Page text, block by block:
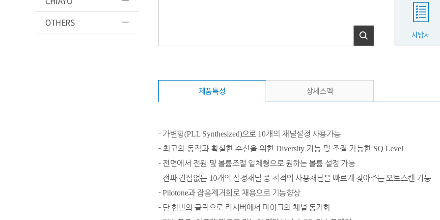
OTHERS
시방서
제품특성 상세스펙
- 가변형(PLL Synthesized)으로 10개의 채널설정 사용가능
- ​최고의 동작과 확실한 수신을 위한 Diversity 기능 및 조절 가능한 SQ Level
- 전면에서 전원 및 볼륨조절 일체형으로 원하는 볼륨 설정 가능
- ​전파 간섭없는 10개의 설정채널 중 최적의 사용채널을 빠르게 찾아주는 오토스캔 기능
- ​Pilotone과 잡음제거회로 채용으로 기능향상
- 단 한번의 클릭으로 리시버에서 마이크의 채널 동기화